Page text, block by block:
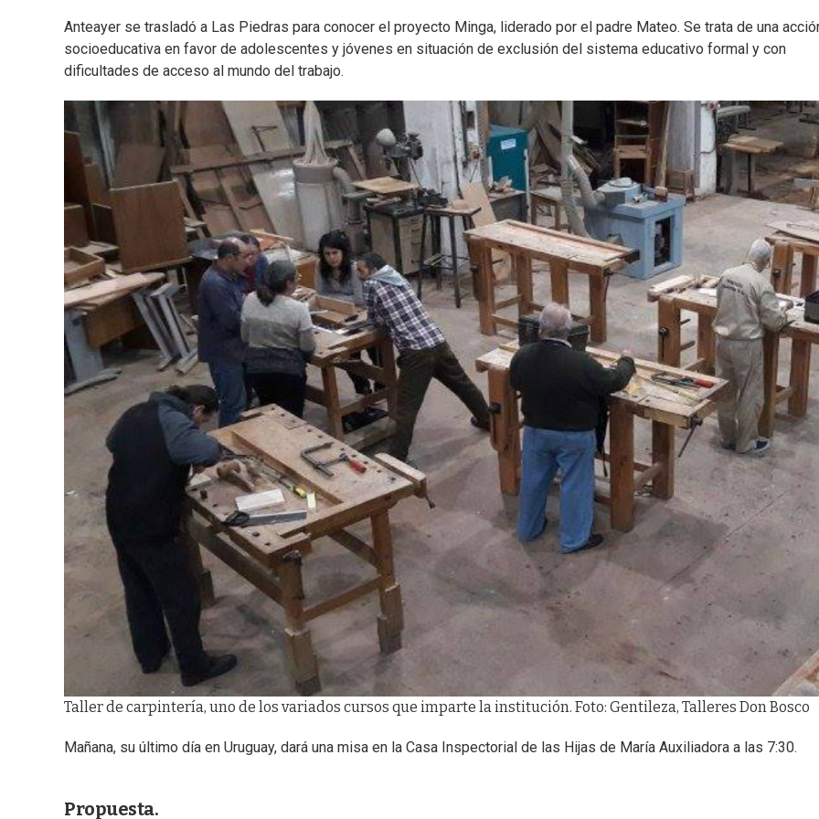
Anteayer se trasladó a Las Piedras para conocer el proyecto Minga, liderado por el padre Mateo. Se trata de una
socioeducativa en favor de adolescentes y jóvenes en situación de exclusión del sistema educativo formal y con
dificultades de acceso al mundo del trabajo.
Taller de carpintería, uno de los variados cursos que imparte la institución. Foto: Gentileza, Talleres Don Bosco
Mañana, su último día en Uruguay, dará una misa en la Casa Inspectorial de las Hijas de María Auxiliadora a las 7:30.
Propuesta.